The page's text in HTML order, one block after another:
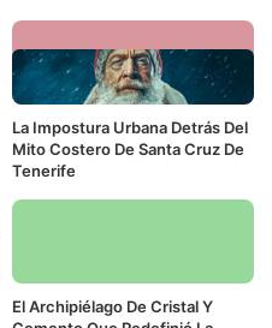
La Impostura Urbana Detrás Del
Mito Costero De Santa Cruz De
Tenerife
El Archipiélago De Cristal Y